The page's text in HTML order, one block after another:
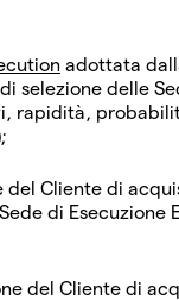
adottata
selezione delle
rapidità,
del Cliente di
di Esecuzione
del Cliente di